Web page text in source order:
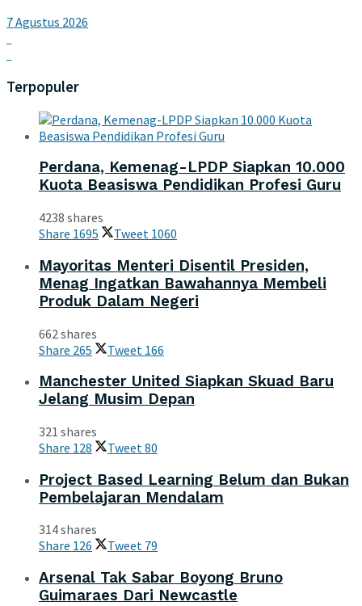
7 Agustus 2026
Terpopuler
Perdana, Kemenag-LPDP Siapkan 10.000
Kuota Beasiswa Pendidikan Profesi Guru
4238 shares
Share 1695 Tweet 1060
Mayoritas Menteri Disentil Presiden,
Menag Ingatkan Bawahannya Membeli
Produk Dalam Negeri
662 shares
Share 265 Tweet 166
Manchester United Siapkan Skuad Baru
Jelang Musim Depan
321 shares
Share 128 Tweet80
Project Based Learning Belum dan Bukan
Pembelajaran Mendalam
314 shares
Share 126 Tweet 79
Arsenal Tak Sabar Boyong Bruno
Guimaraes Dari Newcastle